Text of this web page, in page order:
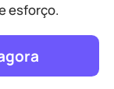
esforço.